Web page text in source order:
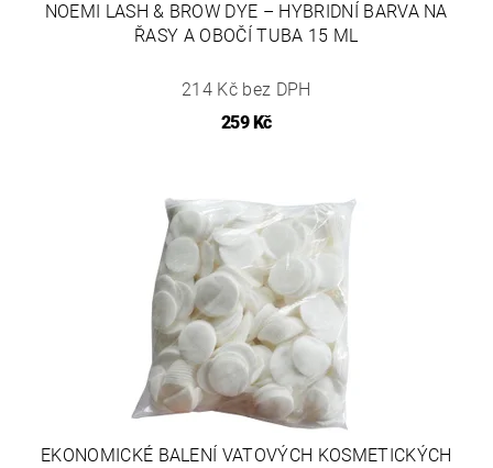
NOEMI LASH & BROW DYE – HYBRIDNÍ BARVA NA
ŘASY A OBOČÍ TUBA 15 ML
214 Kč bez DPH
259 Kč
EKONOMICKÉ BALENÍ VATOVÝCH KOSMETICKÝCH